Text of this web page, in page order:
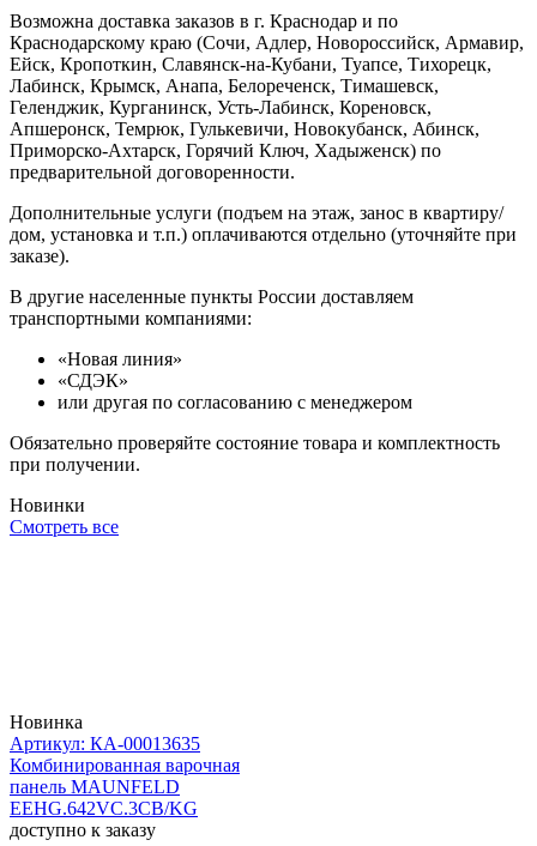
Возможна доставка заказов в г. Краснодар и по
Краснодарскому краю (Сочи, Адлер, Новороссийск, Армавир,
Ейск, Кропоткин, Славянск-на-Кубани, Туапсе, Тихорецк,
Лабинск, Крымск, Анапа, Белореченск, Тимашевск,
Геленджик, Курганинск, Усть-Лабинск, Кореновск,
Апшеронск, Темрюк, Гулькевичи, Новокубанск, Абинск,
Приморско-Ахтарск, Горячий Ключ, Хадыженск) по
предварительной договоренности.
Дополнительные услуги (подъем на этаж, занос в квартиру/
дом, установка и т.п.) оплачиваются отдельно (уточняйте при
заказе).
В другие населенные пункты России доставляем
транспортными компаниями:
«Новая линия»
«СДЭК»
или другая по согласованию с менеджером
Обязательно проверяйте состояние товара и комплектность
при получении.
Новинки
Смотреть все
Новинка
Артикул: КА-00013635
Комбинированная варочная
панель MAUNFELD
EEHG.642VC.3CB/KG
доступно к заказу